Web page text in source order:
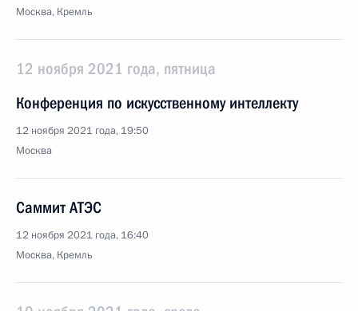
Москва, Кремль
12 ноября 2021 года, пятница
Конференция по искусственному интеллекту
12 ноября 2021 года, 19:50
Москва
Саммит АТЭС
12 ноября 2021 года, 16:40
Москва, Кремль